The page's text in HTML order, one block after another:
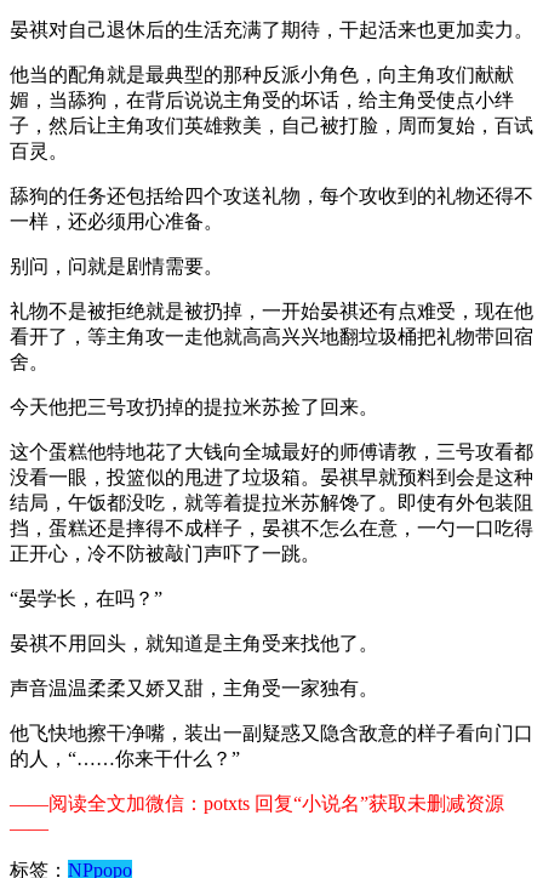
晏祺对自己退休后的生活充满了期待，干起活来也更加卖力。
他当的配角就是最典型的那种反派小角色，向主角攻们献献
媚，当舔狗，在背后说说主角受的坏话，给主角受使点小绊
子，然后让主角攻们英雄救美，自己被打脸，周而复始，百试
百灵。
舔狗的任务还包括给四个攻送礼物，每个攻收到的礼物还得不
一样，还必须用心准备。
别问，问就是剧情需要。
礼物不是被拒绝就是被扔掉，一开始晏祺还有点难受，现在他
看开了，等主角攻一走他就高高兴兴地翻垃圾桶把礼物带回宿
舍。
今天他把三号攻扔掉的提拉米苏捡了回来。
这个蛋糕他特地花了大钱向全城最好的师傅请教，三号攻看都
没看一眼，投篮似的甩进了垃圾箱。晏祺早就预料到会是这种
结局，午饭都没吃，就等着提拉米苏解馋了。即使有外包装阻
挡，蛋糕还是摔得不成样子，晏祺不怎么在意，一勺一口吃得
正开心，冷不防被敲门声吓了一跳。
“晏学长，在吗？”
晏祺不用回头，就知道是主角受来找他了。
声音温温柔柔又娇又甜，主角受一家独有。
他飞快地擦干净嘴，装出一副疑惑又隐含敌意的样子看向门口
的人，“……你来干什么？”
——阅读全文加微信：potxts 回复“小说名”获取未删减资源
——
标签： NPpopo